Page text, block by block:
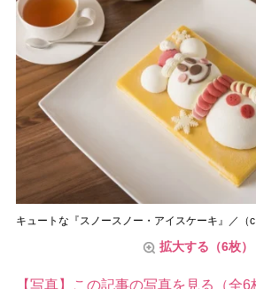
キュートな『スノースノー・アイスケーキ』／（
拡大する（6枚）
【写真】この記事の写真を見る（全6